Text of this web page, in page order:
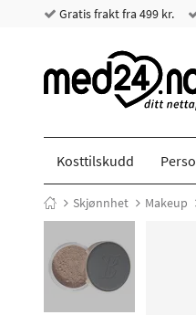
Gratis frakt fra 499 kr.
Kosttilskudd
Skjønnhet Makeup